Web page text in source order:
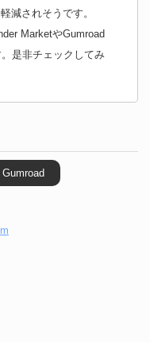
減されそうです。
MarketやGumroad
是非チェックしてみ
Gumroad